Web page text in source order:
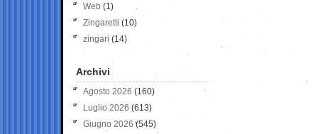
Web (1)
Zingaretti (10)
zingari (14)
Archivi
Agosto 2026 (160)
Luglio 2026 (613)
Giugno 2026 (545)